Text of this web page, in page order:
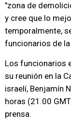
"zona de
y cree que lo
temporalmente,
funcionarios de la
Los funcionarios
su reunión en la
israelí, Benjamín
horas (21.00
prensa.